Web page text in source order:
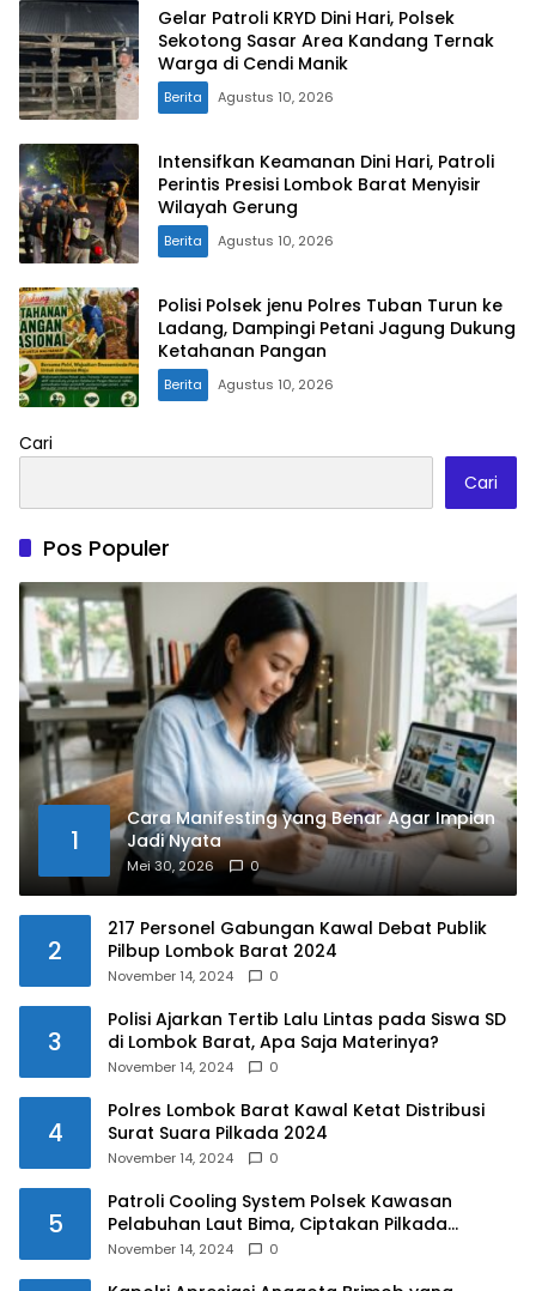
Gelar Patroli KRYD Dini Hari, Polsek
Sekotong Sasar Area Kandang Ternak
Warga di Cendi Manik
Berita Agustus 10, 2026
Intensifkan Keamanan Dini Hari, Patroli
Perintis Presisi Lombok Barat Menyisir
Wilayah Gerung
Berita Agustus 10, 2026
Polisi Polsek jenu Polres Tuban Turun ke
Ladang, Dampingi Petani Jagung Dukung
Ketahanan Pangan
Berita Agustus 10, 2026
Cari
Cari
Pos Populer
1
Cara Manifesting yang Benar Agar Impian
Jadi Nyata
Mei 30, 2026 0
2
217 Personel Gabungan Kawal Debat Publik
Pilbup Lombok Barat 2024
November 14, 2024 0
3
Polisi Ajarkan Tertib Lalu Lintas pada Siswa SD
di Lombok Barat, Apa Saja Materinya?
November 14, 2024 0
4
Polres Lombok Barat Kawal Ketat Distribusi
Surat Suara Pilkada 2024
November 14, 2024 0
5
Patroli Cooling System Polsek Kawasan
Pelabuhan Laut Bima, Ciptakan Pilkada
Serentak 2024 yang Aman dan Damai
November 14, 2024 0